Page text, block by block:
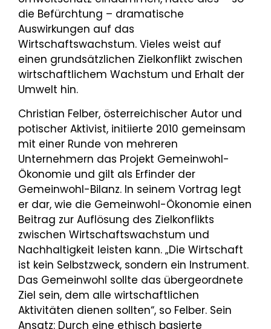
die Befürchtung – dramatische
Auswirkungen auf das
Wirtschaftswachstum. Vieles weist auf
einen grundsätzlichen Zielkonflikt zwischen
wirtschaftlichem Wachstum und Erhalt der
Umwelt hin.
Christian Felber, österreichischer Autor und
potischer Aktivist, initiierte 2010 gemeinsam
mit einer Runde von mehreren
Unternehmern das Projekt Gemeinwohl-
Ökonomie und gilt als Erfinder der
Gemeinwohl-Bilanz. In seinem Vortrag legt
er dar, wie die Gemeinwohl-Ökonomie einen
Beitrag zur Auflösung des Zielkonflikts
zwischen Wirtschaftswachstum und
Nachhaltigkeit leisten kann. „Die Wirtschaft
ist kein Selbstzweck, sondern ein Instrument.
Das Gemeinwohl sollte das übergeordnete
Ziel sein, dem alle wirtschaftlichen
Aktivitäten dienen sollten“, so Felber. Sein
Ansatz: Durch eine ethisch basierte